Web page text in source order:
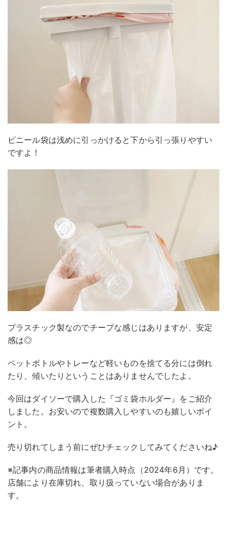
ビニール袋は浅めに引っかけると下から引っ張りやすい
ですよ！
プラスチック製なのでチープな感じはありますが、安定
感は◎
ペットボトルやトレーなど軽いものを捨てる分には倒れ
たり、傾いたりということはありませんでしたよ。
今回はダイソーで購入した『ゴミ袋ホルダー』をご紹介
しました。お安いので複数購入しやすいのも嬉しいポイ
ント。
売り切れてしまう前にぜひチェックしてみてくださいね♪
※記事内の商品情報は筆者購入時点（2024年6月）です。
店舗により在庫切れ、取り扱っていない場合がありま
す。